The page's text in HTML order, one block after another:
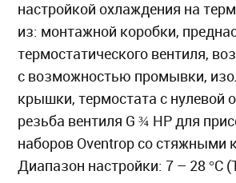
настройкой охлаждения на
из: монтажной коробки,
термостатического вентиля,
с возможностью промывки,
крышки, термостата с нулевой
резьба вентиля G ¾ НР для
наборов Oventrop со стяжными
Диапазон настройки: 7 – 28 °C